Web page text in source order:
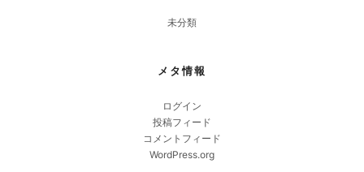
未分類
メタ情報
ログイン
投稿フィード
コメントフィード
WordPress.org